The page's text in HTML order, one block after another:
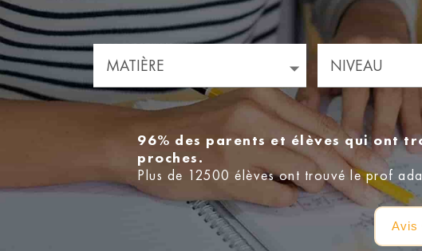
MATIÈRE NIVEAU
96% des parents et élèves qui ont
proches.
Plus de 12500 élèves ont trouvé le prof
Avis